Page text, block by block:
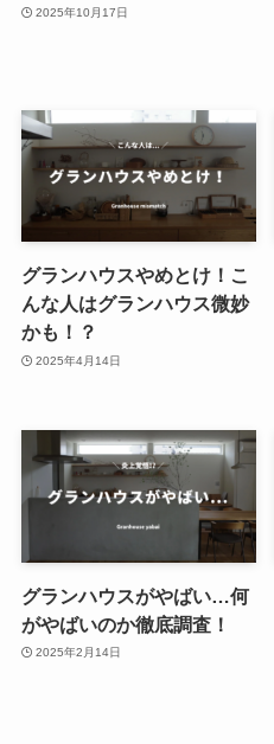
2025年10月17日
グランハウスやめとけ！こ
んな人はグランハウス微妙
かも！？
2025年4月14日
グランハウスがやばい…何
がやばいのか徹底調査！
2025年2月14日